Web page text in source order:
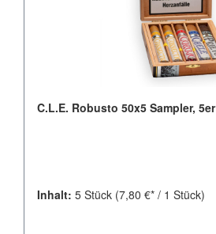
C.L.E. Robusto 50x5 Sampler, 5er
Inhalt: 5 Stück (7,80 €* / 1 Stück)